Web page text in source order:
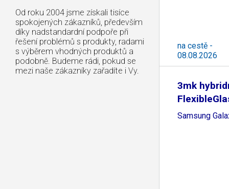
Od roku 2004 jsme získali tisíce
spokojených zákazníků, především
díky nadstandardní podpoře při
řešení problémů s produkty, radami
s výběrem vhodných produktů a
podobně. Budeme rádi, pokud se
mezi naše zákazníky zařadíte i Vy.
na cestě -
08.08.2026
3mk
Samsung